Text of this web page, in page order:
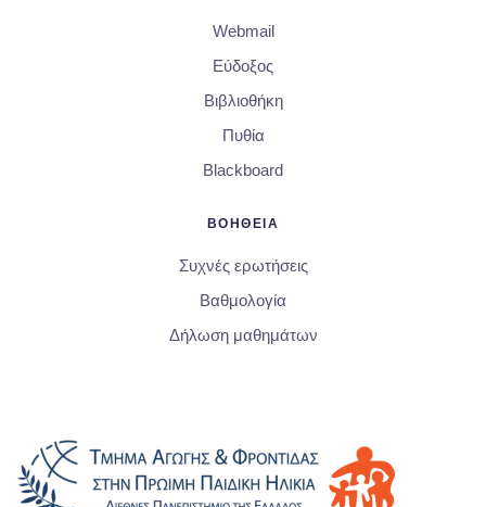
Webmail
Εύδοξος
Βιβλιοθήκη
Πυθία
Blackboard
ΒΟΗΘΕΙΑ
Συχνές ερωτήσεις
Βαθμολογία
Δήλωση μαθημάτων